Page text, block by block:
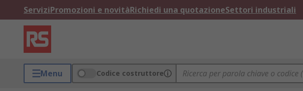
ServiziPromozioni e novitàRichiedi una quotazioneSettori industriali
Menu Codice costruttore